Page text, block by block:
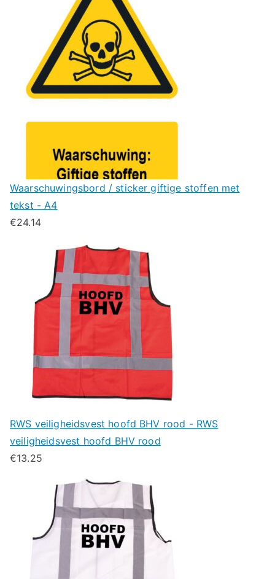
Waarschuwingsbord / sticker giftige stoffen met
tekst - A4
€24.14
RWS veiligheidsvest hoofd BHV rood - RWS
veiligheidsvest hoofd BHV rood
€13.25